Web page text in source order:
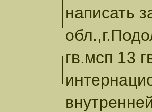
написать
гв.мсп 13